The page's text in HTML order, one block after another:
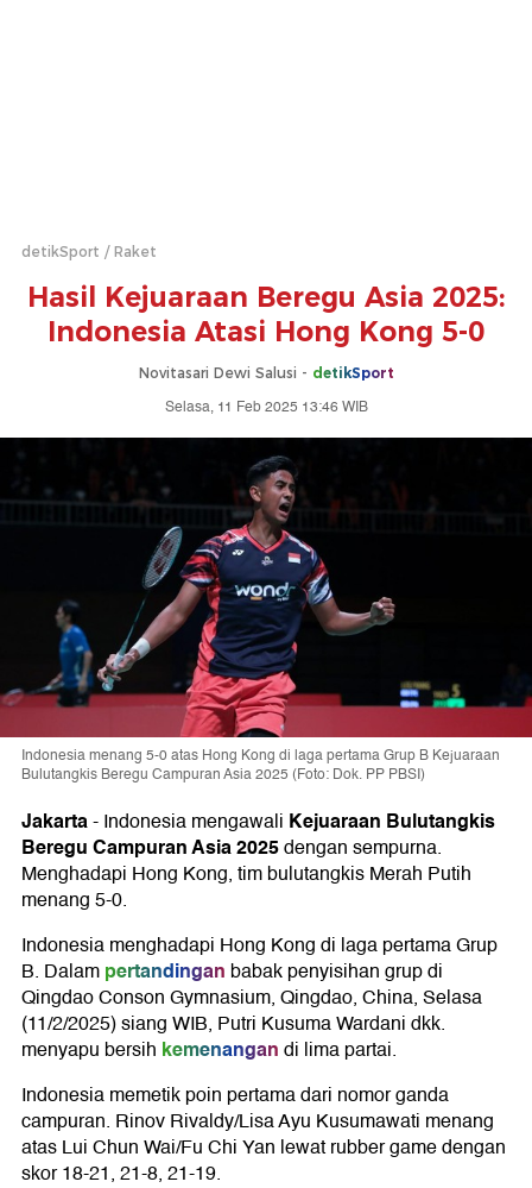
detikSport Raket
Hasil Kejuaraan Beregu Asia 2025:
Indonesia Atasi Hong Kong 5-0
Novitasari Dewi Salusi - detikSport
Selasa, 11 Feb 2025 13:46 WIB
Indonesia menang 5-0 atas Hong Kong di laga pertama Grup B Kejuaraan
Bulutangkis Beregu Campuran Asia 2025 (Foto: Dok. PP PBSI)
Jakarta-Indonesia mengawali Kejuaraan Bulutangkis
Beregu Campuran Asia 2025dengan sempurna.
Menghadapi Hong Kong, tim bulutangkis Merah Putih
menang 5-0.
Indonesia menghadapi Hong Kong di laga pertama Grup
B. Dalampertandingan babak penyisihan grup di
Qingdao Conson Gymnasium, Qingdao, China, Selasa
(11/2/2025) siang WIB, Putri Kusuma Wardani dkk.
menyapu bersih kemenangandi lima partai.
Indonesia memetik poin pertama dari nomor ganda
campuran. Rinov Rivaldy/Lisa Ayu Kusumawati menang
atas Lui Chun Wai/Fu Chi Yan lewat rubber game dengan
skor 18-21, 21-8, 21-19.